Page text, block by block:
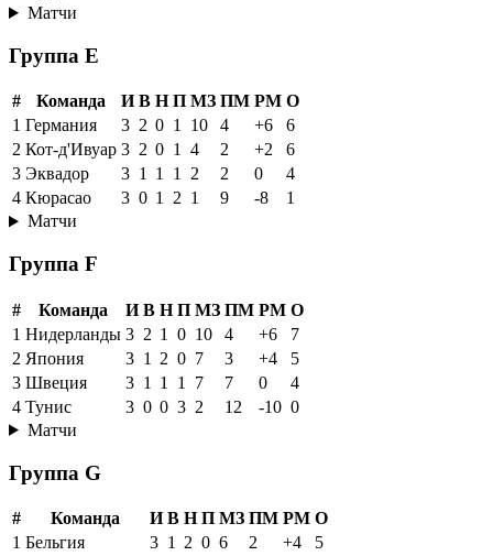
Матчи
Группа E
# Команда И В Н П МЗ ПМ РМ О
1 Германия 3 2 0 1 10 4 +6
6
2 Кот-д'Ивуар 3 2 0 1 4 2 +2
6
3 Эквадор 3 1 1 1 2 2 0
4
4 Кюрасао 3 0 1 2 1 9 -8
1
Матчи
Группа F
# Команда И В Н П МЗ ПМ РМ О
1 Нидерланды 3 2 1 0 10 4 +6
7
2 Япония 3 1 2 0 7 3 +4
5
3 Швеция 3 1 1 1 7 7 0
4
4 Тунис 3 0 0 3 2 12 -10 0
Матчи
Группа G
# Команда И В Н П МЗ ПМ РМ О
1 Бельгия 3 1 2 0 6 2 +4
5